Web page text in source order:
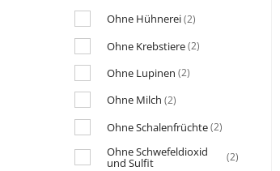
Ohne Hühnerei(2)
Ohne Krebstiere(2)
Ohne Lupinen (2)
Ohne Milch (2)
Ohne Schalenfrüchte(2)
Ohne Schwefeldioxid
und Sulfit (2)